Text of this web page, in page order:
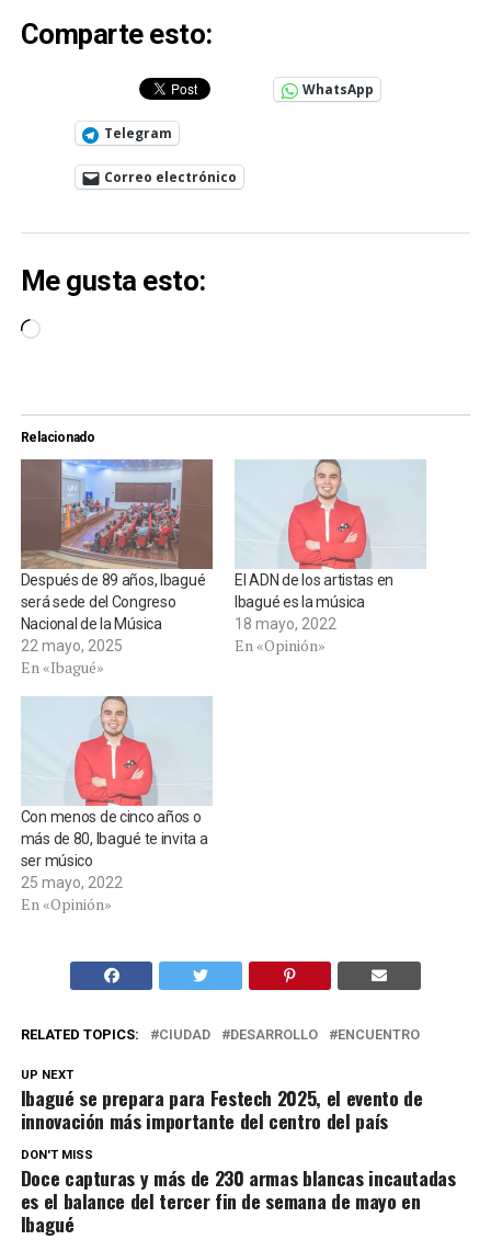
Comparte esto:
WhatsApp
Telegram
Correo electrónico
Me gusta esto:
Cargando...
Relacionado
Después de 89 años, Ibagué
será sede del Congreso
Nacional de la Música
22 mayo, 2025
En «Ibagué»
El ADN de los artistas en
Ibagué es la música
18 mayo, 2022
En «Opinión»
Con menos de cinco años o
más de 80, Ibagué te invita a
ser músico
25 mayo, 2022
En «Opinión»
RELATED TOPICS: CIUDAD DESARROLLO ENCUENTRO
UP NEXT
Ibagué se prepara para Festech 2025, el evento de
innovación más importante del centro del país
DON'T MISS
Doce capturas y más de 230 armas blancas incautadas
es el balance del tercer fin de semana de mayo en
Ibagué